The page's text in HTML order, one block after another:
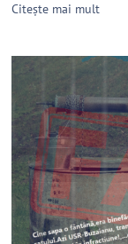
Citește mai mult